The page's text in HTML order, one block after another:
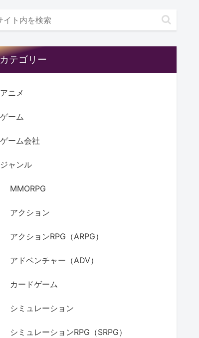
カテゴリー
アニメ
ゲーム
ゲーム会社
ジャンル
MMORPG
アクション
アクションRPG（ARPG）
アドベンチャー（ADV）
カードゲーム
シミュレーション
シミュレーションRPG（SRPG）